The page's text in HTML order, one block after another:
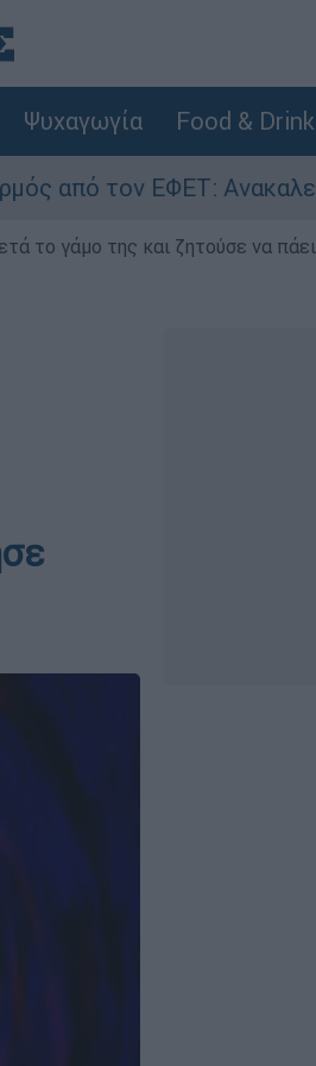
Ψυχαγωγία Food & Drink
ΕΦΕΤ: Ανακαλείται
το γάμο της και ζητούσε να πάει